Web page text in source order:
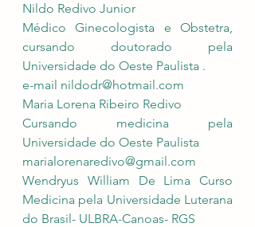
Nildo Redivo Junior
Médico Ginecologista e Obstetra,
cursando doutorado pela
Universidade do Oeste Paulista .
e-mail nildodr@hotmail.com
Maria Lorena Ribeiro Redivo
Cursando medicina pela
Universidade do Oeste Paulista
marialorenaredivo@gmail.com
Wendryus William De Lima Curso
Medicina pela Universidade Luterana
do Brasil- ULBRA-Canoas- RGS